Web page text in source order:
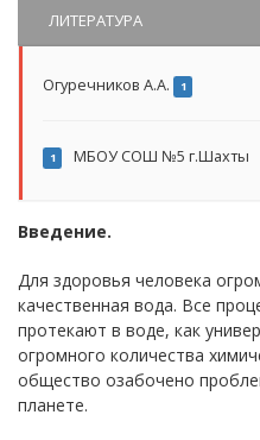
ЛИТЕРАТУРА
Огуречников А.А. 1
1 МБОУ СОШ №5 г.Шахты
Введение.
Для здоровья человека
качественная вода. Все
протекают в воде, как
огромного количества
общество озабочено
планете.